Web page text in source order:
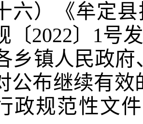
六）《牟定
〔2022〕 1号
乡镇人民政
公布继续有
政规范性文